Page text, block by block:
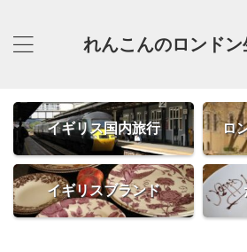
れんこんのロンド
イギリス国内旅行 ロ
イギリスブランド